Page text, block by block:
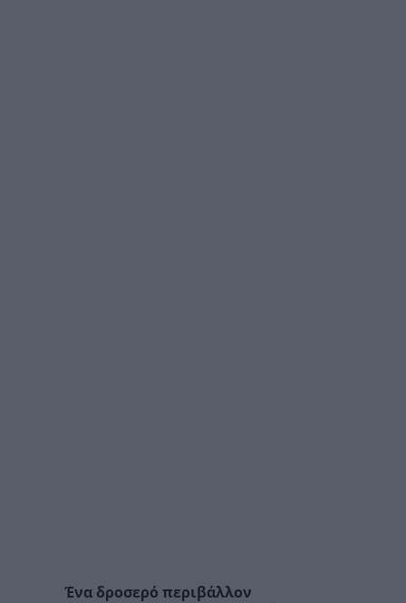
Ένα δροσερό περιβάλλον